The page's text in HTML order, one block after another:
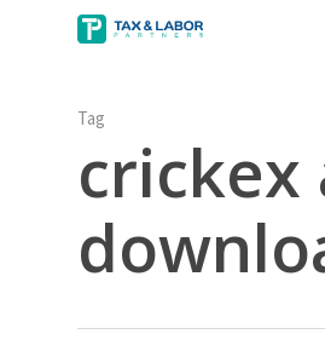
Tag
crickex